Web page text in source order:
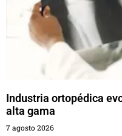
Industria ortopédica
alta gama
7 agosto 2026